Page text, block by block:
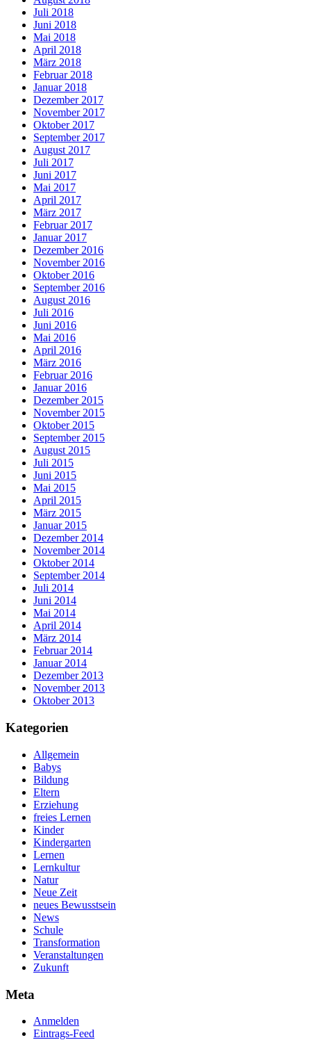
Juli 2018
Juni 2018
Mai 2018
April 2018
März 2018
Februar 2018
Januar 2018
Dezember 2017
November 2017
Oktober 2017
September 2017
August 2017
Juli 2017
Juni 2017
Mai 2017
April 2017
März 2017
Februar 2017
Januar 2017
Dezember 2016
November 2016
Oktober 2016
September 2016
August 2016
Juli 2016
Juni 2016
Mai 2016
April 2016
März 2016
Februar 2016
Januar 2016
Dezember 2015
November 2015
Oktober 2015
September 2015
August 2015
Juli 2015
Juni 2015
Mai 2015
April 2015
März 2015
Januar 2015
Dezember 2014
November 2014
Oktober 2014
September 2014
Juli 2014
Juni 2014
Mai 2014
April 2014
März 2014
Februar 2014
Januar 2014
Dezember 2013
November 2013
Oktober 2013
Kategorien
Allgemein
Babys
Bildung
Eltern
Erziehung
freies Lernen
Kinder
Kindergarten
Lernen
Lernkultur
Natur
Neue Zeit
neues Bewusstsein
News
Schule
Transformation
Veranstaltungen
Zukunft
Meta
Anmelden
Eintrags-Feed